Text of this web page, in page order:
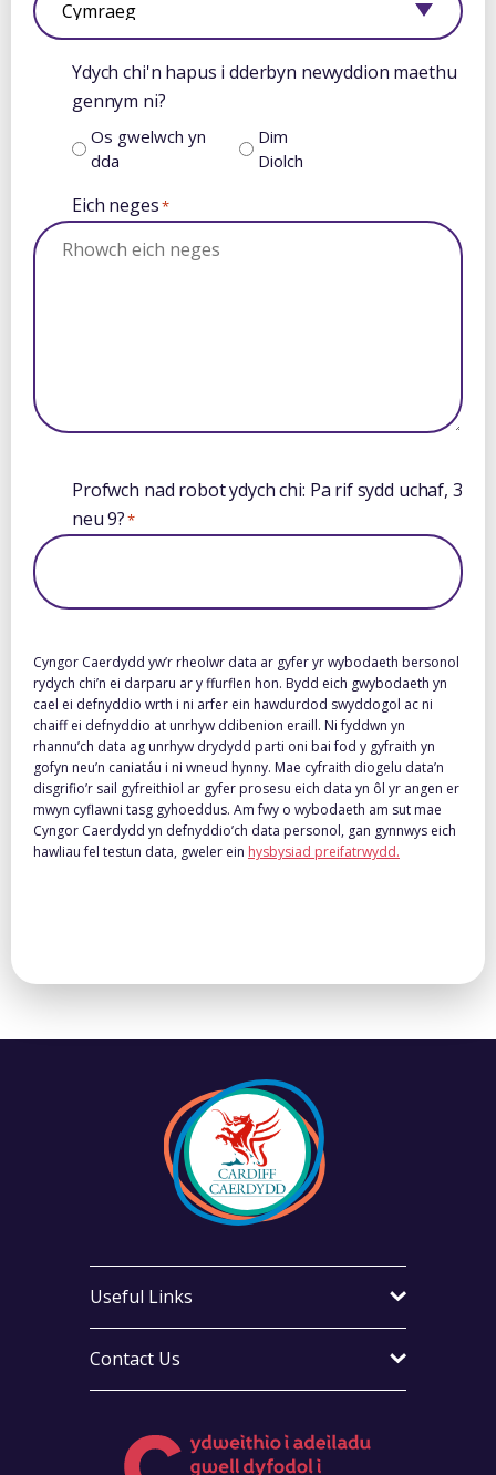
Ydych chi'n hapus i dderbyn newyddion maethu
gennym ni?
Os gwelwch yn
dda
Dim
Diolch
Eich neges*
archebuProfwch nad robot ydych chi: Pa rif sydd uchaf, 3
neu 9?*
Cyngor Caerdydd yw’r rheolwr data ar gyfer yr wybodaeth bersonol
rydych chi’n ei darparu ar y ffurflen hon. Bydd eich gwybodaeth yn
cael ei defnyddio wrth i ni arfer ein hawdurdod swyddogol ac ni
chaiff ei defnyddio at unrhyw ddibenion eraill. Ni fyddwn yn
rhannu’ch data ag unrhyw drydydd parti oni bai fod y gyfraith yn
gofyn neu’n caniatáu i ni wneud hynny. Mae cyfraith diogelu data’n
disgrifio’r sail gyfreithiol ar gyfer prosesu eich data yn ôl yr angen er
mwyn cyflawni tasg gyhoeddus. Am fwy o wybodaeth am sut mae
Cyngor Caerdydd yn defnyddio’ch data personol, gan gynnwys eich
hawliau fel testun data, gweler ein hysbysiad preifatrwydd.
Contact Us
Useful Links